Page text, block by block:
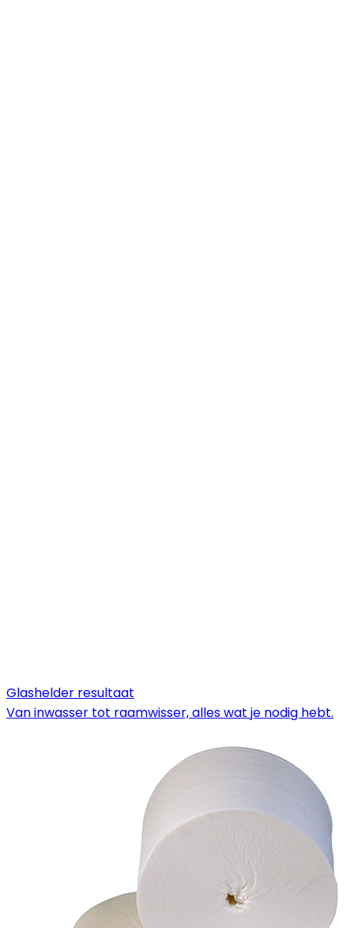
Glashelder resultaat
Van inwasser tot raamwisser, alles wat je nodig hebt.